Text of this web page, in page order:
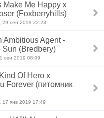
Make Me Happy x
(Foxberryhills)
29 сен 2019 22:23
Ambitious Agent -
Sun (Bredbery)
сен 2019 08:09
Of Hero x
Forever (питомник
17 янв 2019 17:49